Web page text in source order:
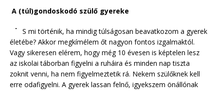
A (túl)gondoskodó szülő gyereke
S mi történik, ha mindig túlságosan beavatkozom a gyerek
életébe? Akkor megkímélem őt nagyon fontos izgalmaktól.
Vagy sikeresen elérem, hogy még 10 évesen is képtelen lesz
az iskolai táborban figyelni a ruháira és minden nap tiszta
zoknit venni, ha nem figyelmeztetik rá. Nekem szülőknek kell
erre odafigyelni. A gyerek lassan felnő, igyekszem önállónak